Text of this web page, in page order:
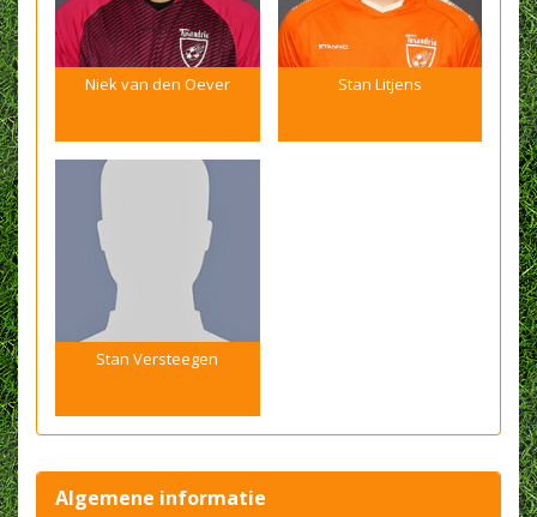
Niek van den Oever Stan Litjens
Stan Versteegen
Algemene informatie